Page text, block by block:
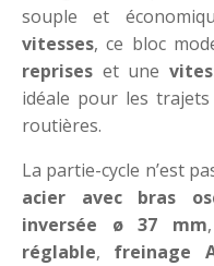
souple et
vitesses, ce bloc
reprises et une
idéale pour les
routières.
La partie-cycle n’est
acier avec bras
inversée ø 37 mm,
réglable, freinage